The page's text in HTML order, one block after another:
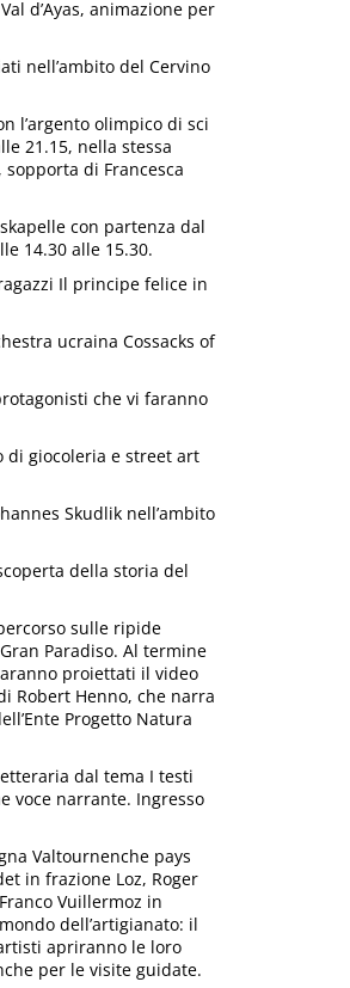
d’Ayas, animazione per
nell’ambito del Cervino
l’argento olimpico di sci
21.15, nella stessa
di Francesca
con partenza dal
14.30 alle 15.30.
Il principe felice in
ucraina Cossacks of
che vi faranno
di giocoleria e street art
Skudlik nell’ambito
della storia del
sulle ripide
Paradiso. Al termine
proiettati il video
Robert Henno, che narra
Progetto Natura
dal tema I testi
voce narrante. Ingresso
Valtournenche pays
in frazione Loz, Roger
Vuillermoz in
dell’artigianato: il
apriranno le loro
per le visite guidate.